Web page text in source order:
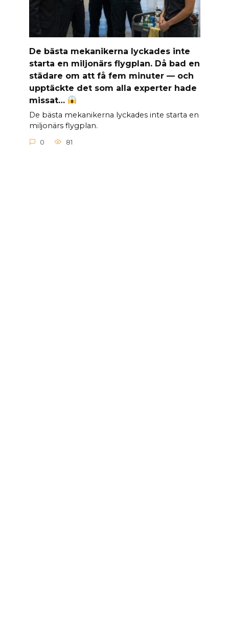
De bästa mekanikerna lyckades inte
starta en miljonärs flygplan. Då bad en
städare om att få fem minuter — och
upptäckte det som alla experter hade
missat…
De bästa mekanikerna lyckades inte starta en
miljonärs flygplan.
0 81